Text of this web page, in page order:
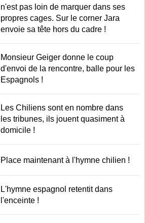
n'est pas loin de marquer dans ses
propres cages. Sur le corner Jara
envoie sa tête hors du cadre !
Monsieur Geiger donne le coup
d'envoi de la rencontre, balle pour les
Espagnols !
Les Chiliens sont en nombre dans
les tribunes, ils jouent quasiment à
domicile !
Place maintenant à l'hymne chilien !
L'hymne espagnol retentit dans
l'enceinte !